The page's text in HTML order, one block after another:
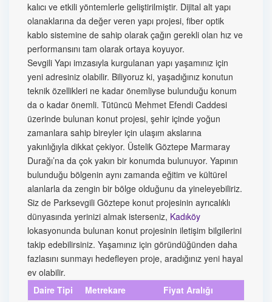
kalıcı ve etkili yöntemlerle geliştirilmiştir. Dijital alt yapı
olanaklarına da değer veren yapı projesi, fiber optik
kablo sistemine de sahip olarak çağın gerekli olan hız ve
performansını tam olarak ortaya koyuyor.
Sevgili Yapı imzasıyla kurgulanan yapı yaşamınız için
yeni adresiniz olabilir. Biliyoruz ki, yaşadığınız konutun
teknik özellikleri ne kadar önemliyse bulunduğu konum
da o kadar önemli. Tütüncü Mehmet Efendi Caddesi
üzerinde bulunan konut projesi, şehir içinde yoğun
zamanlara sahip bireyler için ulaşım akslarına
yakınlığıyla dikkat çekiyor. Üstelik Göztepe Marmaray
Durağı’na da çok yakın bir konumda bulunuyor. Yapının
bulunduğu bölgenin aynı zamanda eğitim ve kültürel
alanlarla da zengin bir bölge olduğunu da yineleyebiliriz.
Siz de Parksevgili Göztepe konut projesinin ayrıcalıklı
dünyasında yerinizi almak isterseniz, Kadıköy
lokasyonunda bulunan konut projesinin iletişim bilgilerini
takip edebilirsiniz. Yaşamınız için göründüğünden daha
fazlasını sunmayı hedefleyen proje, aradığınız yeni hayal
ev olabilir.
Daire Tipi
Metrekare Fiyat Aralığı